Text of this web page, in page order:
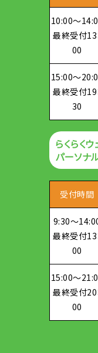
10:00～
最終受付13
00
15:00～
最終受付19
30
らくらく
パーソナ
受付時間
9:30～
最終受付13
00
15:00～
最終受付20
00